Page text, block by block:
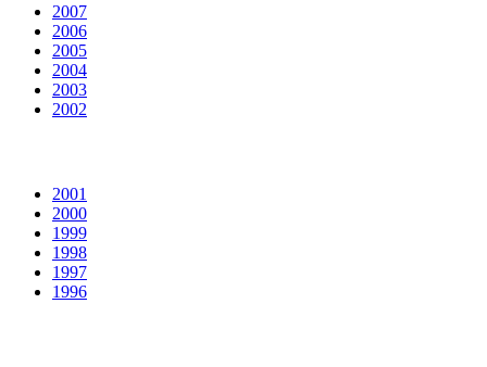
2007
2006
2005
2004
2003
2002
2001
2000
1999
1998
1997
1996